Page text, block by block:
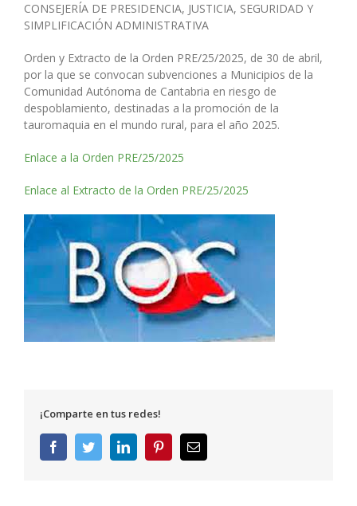
CONSEJERÍA DE PRESIDENCIA, JUSTICIA, SEGURIDAD Y
SIMPLIFICACIÓN ADMINISTRATIVA
Orden y Extracto de la Orden PRE/25/2025, de 30 de abril,
por la que se convocan subvenciones a Municipios de la
Comunidad Autónoma de Cantabria en riesgo de
despoblamiento, destinadas a la promoción de la
tauromaquia en el mundo rural, para el año 2025.
Enlace a la Orden PRE/25/2025
Enlace al Extracto de la Orden PRE/25/2025
¡Comparte en tus redes!
FacebookTwitterLinkedInPinterestCorreo
electrónico